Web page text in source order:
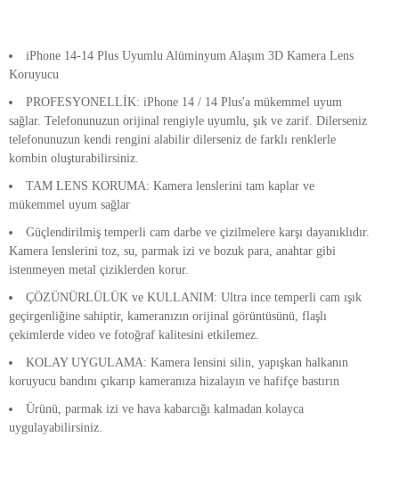
iPhone 14-14 Plus Uyumlu Alüminyum Alaşım 3D Kamera Lens
Koruyucu
PROFESYONELLİK: iPhone 14 / 14 Plus'a mükemmel uyum
sağlar. Telefonunuzun orijinal rengiyle uyumlu, şık ve zarif. Dilerseniz
telefonunuzun kendi rengini alabilir dilerseniz de farklı renklerle
kombin oluşturabilirsiniz.
TAM LENS KORUMA: Kamera lenslerini tam kaplar ve
mükemmel uyum sağlar
Güçlendirilmiş temperli cam darbe ve çizilmelere karşı dayanıklıdır.
Kamera lenslerini toz, su, parmak izi ve bozuk para, anahtar gibi
istenmeyen metal çiziklerden korur.
ÇÖZÜNÜRLÜLÜK ve KULLANIM: Ultra ince temperli cam ışık
geçirgenliğine sahiptir, kameranızın orijinal görüntüsünü, flaşlı
çekimlerde video ve fotoğraf kalitesini etkilemez.
KOLAY UYGULAMA: Kamera lensini silin, yapışkan halkanın
koruyucu bandını çıkarıp kameranıza hizalayın ve hafifçe bastırın
Ürünü, parmak izi ve hava kabarcığı kalmadan kolayca
uygulayabilirsiniz.